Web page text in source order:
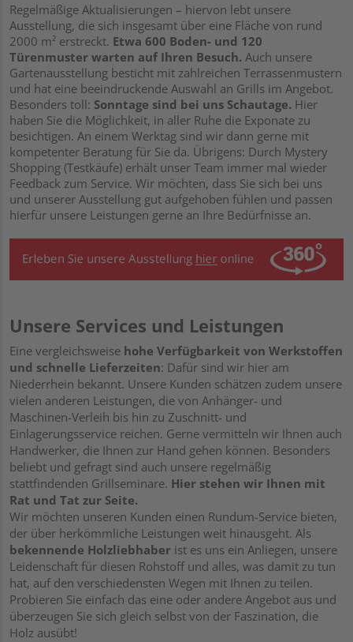
Regelmäßige Aktualisierungen – hiervon lebt unsere
Ausstellung, die sich insgesamt über eine Fläche von rund
2000 m² erstreckt. Etwa 600 Boden- und 120
Türenmuster warten auf Ihren Besuch. Auch unsere
Gartenausstellung besticht mit zahlreichen Terrassenmustern
und hat eine beeindruckende Auswahl an Grills im Angebot.
Besonders toll: Sonntage sind bei uns Schautage. Hier
haben Sie die Möglichkeit, in aller Ruhe die Exponate zu
besichtigen. An einem Werktag sind wir dann gerne mit
kompetenter Beratung für Sie da. Übrigens: Durch Mystery
Shopping (Testkäufe) erhält unser Team immer mal wieder
Feedback zum Service. Wir möchten, dass Sie sich bei uns
und unserer Ausstellung gut aufgehoben fühlen und passen
hierfür unsere Leistungen gerne an Ihre Bedürfnisse an.
Unsere Services und Leistungen
Eine vergleichsweise hohe Verfügbarkeit von Werkstoffen
und schnelle Lieferzeiten: Dafür sind wir hier am
Niederrhein bekannt. Unsere Kunden schätzen zudem unsere
vielen anderen Leistungen, die von Anhänger- und
Maschinen-Verleih bis hin zu Zuschnitt- und
Einlagerungsservice reichen. Gerne vermitteln wir Ihnen auch
Handwerker, die Ihnen zur Hand gehen können. Besonders
beliebt und gefragt sind auch unsere regelmäßig
stattfindenden Grillseminare. Hier stehen wir Ihnen mit
Rat und Tat zur Seite.
Wir möchten unseren Kunden einen Rundum-Service bieten,
der über herkömmliche Leistungen weit hinausgeht. Als
bekennende Holzliebhaber ist es uns ein Anliegen, unsere
Leidenschaft für diesen Rohstoff und alles, was damit zu tun
hat, auf den verschiedensten Wegen mit Ihnen zu teilen.
Probieren Sie einfach das eine oder andere Angebot aus und
überzeugen Sie sich gleich selbst von der Faszination, die
Holz ausübt!